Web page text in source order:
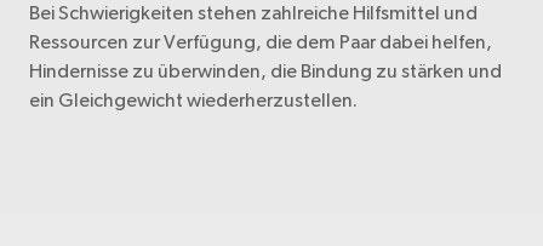
Bei Schwierigkeiten stehen zahlreiche Hilfsmittel und
Ressourcen zur Verfügung, die dem Paar dabei helfen,
Hindernisse zu überwinden, die Bindung zu stärken und
ein Gleichgewicht wiederherzustellen.